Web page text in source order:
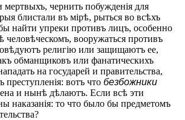
чернить побужденія для
блистали въ мірѣ, рыться во всѣхъ
найти упреки противъ лицъ, особенно
человѣческомъ, вооружаться противъ
религію или защищаютъ ее,
обманщиковъ или фанатическихъ
на государей и правительства,
преступленія: вотъ что безбожники
и нынѣ дѣлаютъ. Если всѣ эти
наказанія: то что было бы предметомъ